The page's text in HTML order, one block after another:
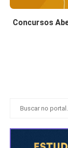
Concursos